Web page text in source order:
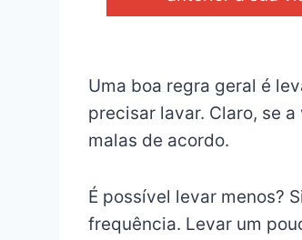
Uma boa regra geral é
precisar lavar. Claro, se
malas de acordo.
É possível levar menos?
frequência. Levar um